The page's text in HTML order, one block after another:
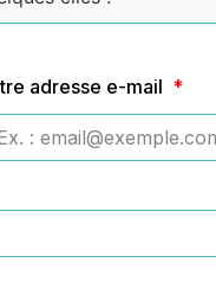
adresse e-mail